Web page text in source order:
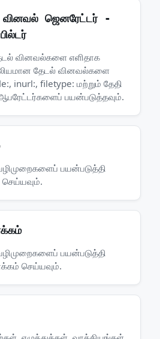
ஜெனரேட்டர் -
வினவல்களை எளிதாக
தேடல் வினவல்களை
inurl:, filetype: மற்றும் தேதி
பயன்படுத்தவும்.
பயன்படுத்தி
பயன்படுத்தி
செய்யவும்.